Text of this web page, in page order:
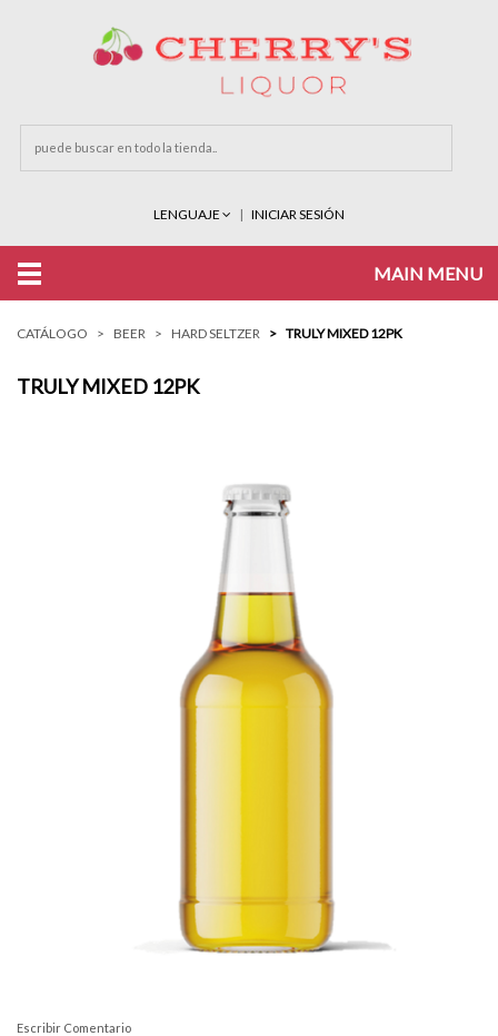
LENGUAJE INICIAR SESIÓN
MAIN MENU
CATÁLOGO BEER HARD SELTZER TRULY MIXED 12PK
TRULY MIXED 12PK
Escribir Comentario